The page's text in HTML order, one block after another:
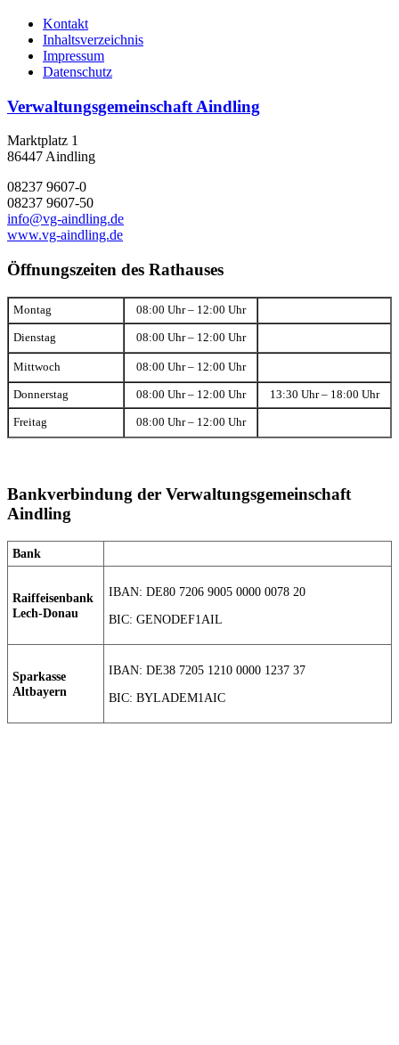
Kontakt
Inhaltsverzeichnis
Impressum
Datenschutz
Verwaltungsgemeinschaft Aindling
Marktplatz 1
86447 Aindling
08237 9607-0
08237 9607-50
info@vg-aindling.de
www.vg-aindling.de
Öffnungszeiten des Rathauses
Montag 08:00 Uhr – 12:00 Uhr
Dienstag 08:00 Uhr – 12:00 Uhr
Mittwoch 08:00 Uhr – 12:00 Uhr
Donnerstag 08:00 Uhr – 12:00 Uhr 13:30 Uhr – 18:00 Uhr
Freitag 08:00 Uhr – 12:00 Uhr
Bankverbindung der Verwaltungsgemeinschaft
Aindling
Bank
Raiffeisenbank
Lech-Donau
IBAN: DE80 7206 9005 0000 0078 20
BIC: GENODEF1AIL
Sparkasse
Altbayern
IBAN: DE38 7205 1210 0000 1237 37
BIC: BYLADEM1AIC